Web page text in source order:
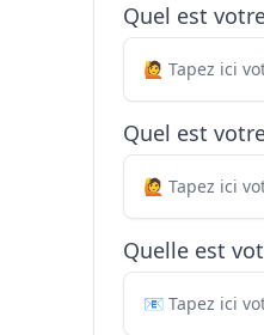
Quel est
Quel est
Quelle est